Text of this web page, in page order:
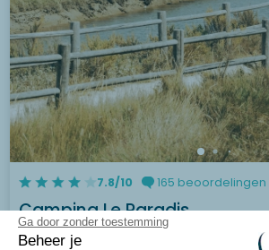
Ga door zonder toestemming
Beheer je
7.8/10 165 beoordelingen
Camping Le Paradis
Talmont-Saint-Hilaire, Vendée